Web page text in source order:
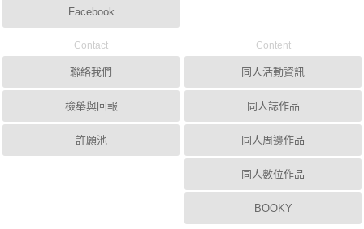
Facebook
Contact
聯絡我們
檢舉與回報
許願池
Content
同人活動資訊
同人誌作品
同人周邊作品
同人數位作品
BOOKY